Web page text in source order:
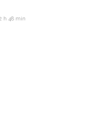
h 48 min